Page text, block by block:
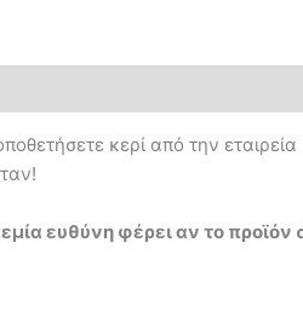
κερί από την
ευθύνη φέρει αν το